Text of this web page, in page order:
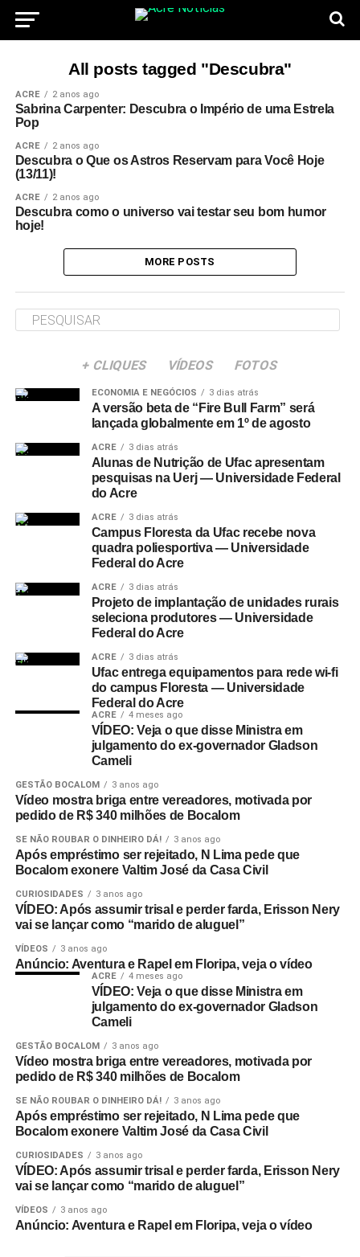
All posts tagged "Descubra"
ACRE 2 anos ago
Sabrina Carpenter: Descubra o Império de uma Estrela
Pop
ACRE 2 anos ago
Descubra o Que os Astros Reservam para Você Hoje
(13/11)!
ACRE 2 anos ago
Descubra como o universo vai testar seu bom humor
hoje!
MORE POSTS
+ CLIQUES VÍDEOS FOTOS
ECONOMIA E NEGÓCIOS 3 dias atrás
A versão beta de “Fire Bull Farm” será
lançada globalmente em 1º de agosto
ACRE 3 dias atrás
Alunas de Nutrição de Ufac apresentam
pesquisas na Uerj — Universidade Federal
do Acre
ACRE 3 dias atrás
Campus Floresta da Ufac recebe nova
quadra poliesportiva — Universidade
Federal do Acre
ACRE 3 dias atrás
Projeto de implantação de unidades rurais
seleciona produtores — Universidade
Federal do Acre
ACRE 3 dias atrás
Ufac entrega equipamentos para rede wi-fi
do campus Floresta — Universidade
Federal do Acre
ACRE 4 meses ago
VÍDEO: Veja o que disse Ministra em
julgamento do ex-governador Gladson
Cameli
GESTÃO BOCALOM 3 anos ago
Vídeo mostra briga entre vereadores, motivada por
pedido de R$ 340 milhões de Bocalom
SE NÃO ROUBAR O DINHEIRO DÁ! 3 anos ago
Após empréstimo ser rejeitado, N Lima pede que
Bocalom exonere Valtim José da Casa Civil
CURIOSIDADES 3 anos ago
VÍDEO: Após assumir trisal e perder farda, Erisson Nery
vai se lançar como “marido de aluguel”
VÍDEOS 3 anos ago
Anúncio: Aventura e Rapel em Floripa, veja o vídeo
ACRE 4 meses ago
VÍDEO: Veja o que disse Ministra em
julgamento do ex-governador Gladson
Cameli
GESTÃO BOCALOM 3 anos ago
Vídeo mostra briga entre vereadores, motivada por
pedido de R$ 340 milhões de Bocalom
SE NÃO ROUBAR O DINHEIRO DÁ! 3 anos ago
Após empréstimo ser rejeitado, N Lima pede que
Bocalom exonere Valtim José da Casa Civil
CURIOSIDADES 3 anos ago
VÍDEO: Após assumir trisal e perder farda, Erisson Nery
vai se lançar como “marido de aluguel”
VÍDEOS 3 anos ago
Anúncio: Aventura e Rapel em Floripa, veja o vídeo